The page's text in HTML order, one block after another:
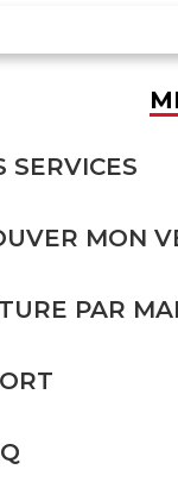
UN
?
dans de
comment faire
?
FRANCE ?
SERVICES
MON
PAR